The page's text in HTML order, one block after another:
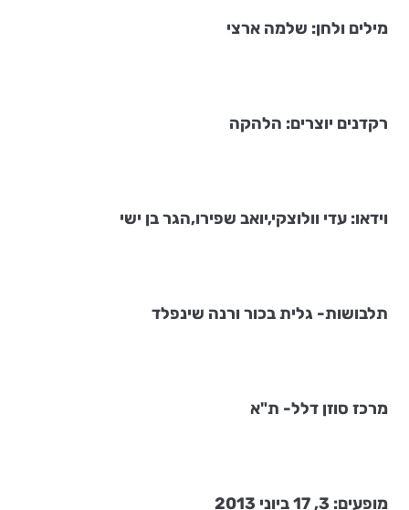
מילים ולחן: שלמה ארצי
רקדנים יוצרים: הלהקה
וידאו: עדי וולוצקי,יואב שפירו,הגר בן ישי
תלבושות- גלית בכור ורנה שינפלד
מרכז סוזן דלל- ת"א
מופעים: 3, 17 ביוני 2013